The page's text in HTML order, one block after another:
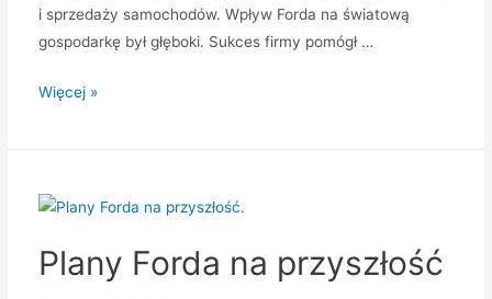
i sprzedaży samochodów. Wpływ Forda na światową
gospodarkę był głęboki. Sukces firmy pomógł …
Wpływ
na
światową
Więcej »
Plany Forda na przyszłość